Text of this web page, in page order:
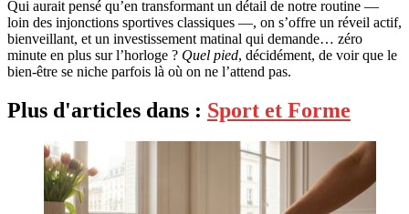
Qui aurait pensé qu’en transformant un détail de notre routine —
loin des injonctions sportives classiques —, on s’offre un réveil actif,
bienveillant, et un investissement matinal qui demande… zéro
minute en plus sur l’horloge ? Quel pied, décidément, de voir que le
bien-être se niche parfois là où on ne l’attend pas.
Plus d'articles dans : Sport et Forme